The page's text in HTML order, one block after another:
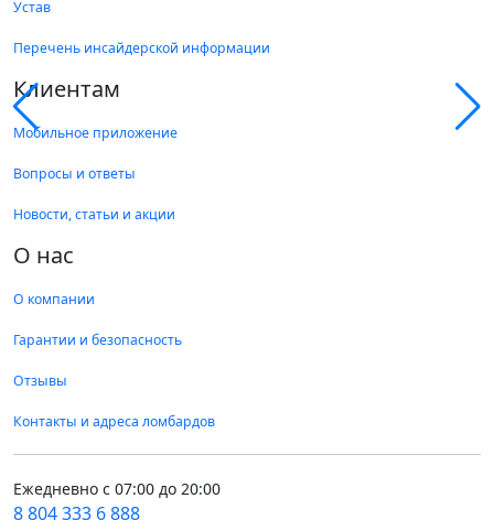
Устав
Перечень инсайдерской информации
Клиентам
Мобильное приложение
Вопросы и ответы
Новости, статьи и акции
О нас
О компании
Гарантии и безопасность
Отзывы
Контакты и адреса ломбардов
Ежедневно с 07:00 до 20:00
8 804 333 6 888